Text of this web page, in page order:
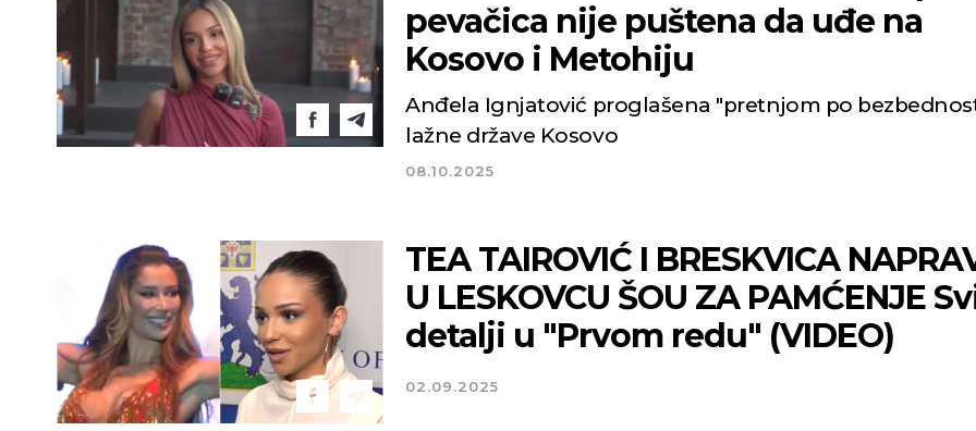
pevačica nije puštena da uđe na
Kosovo i Metohiju
Anđela Ignjatović proglašena "pretnjom po
lažne države Kosovo
08.10.2025
TEA TAIROVIĆ I BRESKVICA
U LESKOVCU ŠOU ZA PAMĆENJE
detalji u "Prvom redu" (VIDEO)
02.09.2025